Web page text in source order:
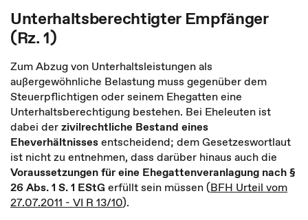
Unterhaltsberechtigter Empfänger
(Rz. 1)
Zum Abzug von Unterhaltsleistungen als
außergewöhnliche Belastung muss gegenüber dem
Steuerpflichtigen oder seinem Ehegatten eine
Unterhaltsberechtigung bestehen. Bei Eheleuten ist
dabei derzivilrechtliche Bestand eines
Eheverhältnissesentscheidend; dem Gesetzeswortlaut
ist nicht zu entnehmen, dass darüber hinaus auch die
Voraussetzungen für eine Ehegattenveranlagung nach §
26 Abs. 1 S. 1 EStG erfüllt sein müssen (BFH Urteil vom
27.07.2011 - VI R 13/10).